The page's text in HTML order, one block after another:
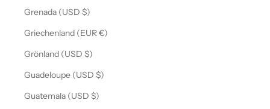
Grenada (USD $)
Griechenland (EUR €)
Grönland (USD $)
Guadeloupe (USD $)
Guatemala (USD $)